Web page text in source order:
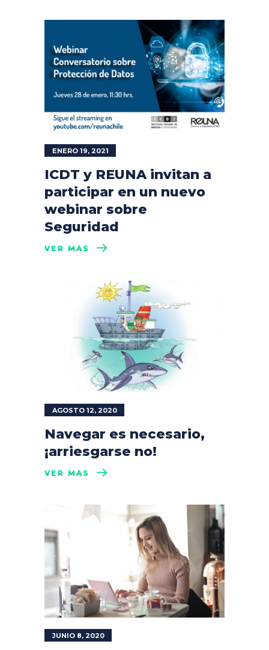
ENERO 19, 2021
ICDT y REUNA invitan a
participar en un nuevo
webinar sobre
Seguridad
VER MÁS
AGOSTO 12, 2020
Navegar es necesario,
¡arriesgarse no!
VER MÁS
JUNIO 8, 2020